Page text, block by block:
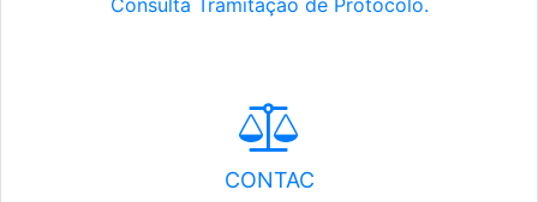
Consulta Tramitação de Protocolo.
CONTAC